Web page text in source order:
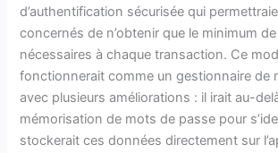
d’authentification sécurisée qui
concernés de n’obtenir que le minimum
nécessaires à chaque transaction. Ce
fonctionnerait comme un gestionnaire de
avec plusieurs améliorations : il irait au-
mémorisation de mots de passe pour
stockerait ces données directement sur